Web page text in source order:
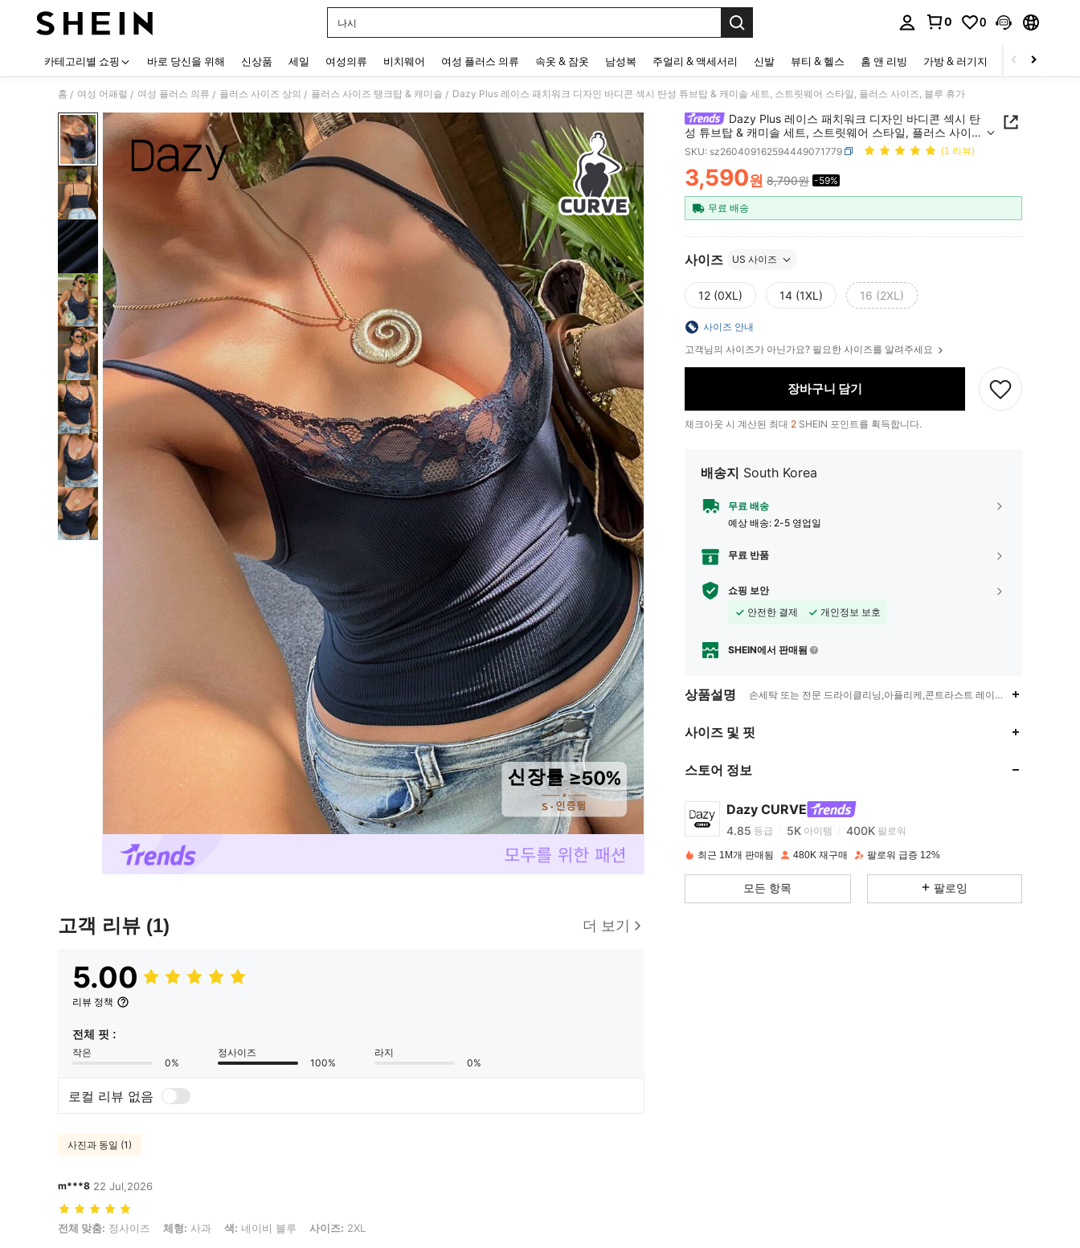
나시
0 0
카테고리별 쇼핑 바로 당신을 위해 신상품 세일 여성의류 비치웨어 여성 플러스 의류 속옷 & 잠옷 남성복 주얼리 & 액세서리 신발 뷰티 & 헬스 홈 앤 리빙 가방 & 러기지 스포츠 & 아웃
홈 / 여성 어패럴 / 여성 플러스 의류 / 플러스 사이즈 상의 / 플러스 사이즈 탱크탑 & 캐미솔 / Dazy Plus 레이스 패치워크 디자인 바디콘 섹시 탄성 튜브탑 & 캐미솔 세트, 스트릿웨어 스타일, 플러스 사이즈, 블루 휴가
고객 리뷰 (1) 더 보기
5.00
리뷰 정책
전체 핏 :
작은
0%
정사이즈
100%
라지
0%
로컬 리뷰 없음
사진과 동일 (1)
m***8 22 Jul,2026
전체 맞춤: 정사이즈, 체형: 사과, 색: 네이비 블루, 사이즈: 2XL
전체 맞춤: 정사이즈 체형: 사과 색: 네이비 블루 사이즈: 2XL
Dazy Plus 레이스 패치워크 디자인 바디콘 섹시 탄
성 튜브탑 & 캐미솔 세트, 스트릿웨어 스타일, 플러스 사이
즈, 블루 휴가
SKU: sz260409162594449071779 (1 리뷰)
PRICE AND AVAILABILITY
3,590원 8,790원 -59%
무료 배송
사이즈 US 사이즈
12 (0XL) 14 (1XL) 16 (2XL)
사이즈 안내
고객님의 사이즈가 아닌가요? 필요한 사이즈를 알려주세요
장바구니 담기
체크아웃 시 계산된 최대 2 SHEIN 포인트를 획득합니다.
배송지 South Korea
무료 배송
예상 배송: 2-5 영업일
무료 반품
쇼핑 보안
안전한 결제
개인정보 보호
SHEIN에서 판매됨
상품설명 손세탁 또는 전문 드라이클리닝,아플리케,콘트라스트 레이스,카니발
사이즈 및 핏
스토어 정보
Dazy CURVE
4.85
4.85
4.85 등급 5K 아이템 400K 팔로워
4.85 5K 400K
최근 1M개 판매됨 480K 재구매 팔로워 급증 12%
모든 항목 팔로잉